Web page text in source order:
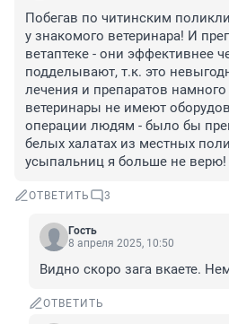
Побегав по читинским
у знакомого ветеринара! И
ветаптеке - они эффективнее
подделывают, т.к. это
лечения и препаратов
ветеринары не имеют
операции людям - было бы
белых халатах из местных
усыпальниц я больше не верю!
ОТВЕТИТЬ 3
Гость
8 апреля 2025, 10:50
Видно скоро зага вкаете.
ОТВЕТИТЬ